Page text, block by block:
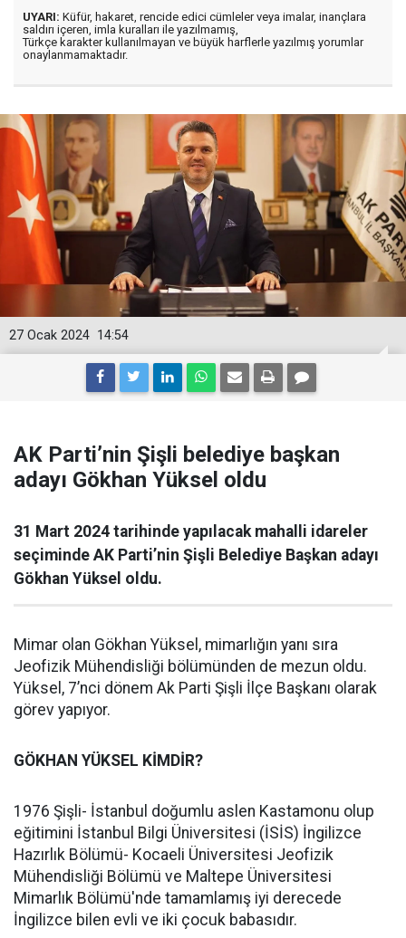
UYARI: Küfür, hakaret, rencide edici cümleler veya imalar, inançlara
saldırı içeren, imla kuralları ile yazılmamış,
Türkçe karakter kullanılmayan ve büyük harflerle yazılmış yorumlar
onaylanmamaktadır.
14:54
27 Ocak 2024
AK Parti’nin Şişli belediye başkan
adayı Gökhan Yüksel oldu
31 Mart 2024 tarihinde yapılacak mahalli idareler
seçiminde AK Parti’nin Şişli Belediye Başkan adayı
Gökhan Yüksel oldu.
Mimar olan Gökhan Yüksel, mimarlığın yanı sıra
Jeofizik Mühendisliği bölümünden de mezun oldu.
Yüksel, 7’nci dönem Ak Parti Şişli İlçe Başkanı olarak
görev yapıyor.
GÖKHAN YÜKSEL KİMDİR?
1976 Şişli- İstanbul doğumlu aslen Kastamonu olup
eğitimini İstanbul Bilgi Üniversitesi (İSİS) İngilizce
Hazırlık Bölümü- Kocaeli Üniversitesi Jeofizik
Mühendisliği Bölümü ve Maltepe Üniversitesi
Mimarlık Bölümü'nde tamamlamış iyi derecede
İngilizce bilen evli ve iki çocuk babasıdır.